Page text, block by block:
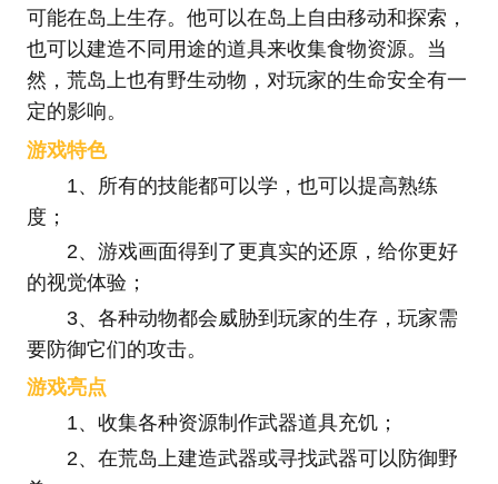
可能在岛上生存。他可以在岛上自由移动和探索，
也可以建造不同用途的道具来收集食物资源。当
然，荒岛上也有野生动物，对玩家的生命安全有一
定的影响。
游戏特色
1、所有的技能都可以学，也可以提高熟练
度；
2、游戏画面得到了更真实的还原，给你更好
的视觉体验；
3、各种动物都会威胁到玩家的生存，玩家需
要防御它们的攻击。
游戏亮点
1、收集各种资源制作武器道具充饥；
2、在荒岛上建造武器或寻找武器可以防御野